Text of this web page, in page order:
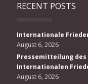
RECENT POSTS
Internationale
August 6, 2026
Pressemitteilung
Internationalen
August 6, 2026